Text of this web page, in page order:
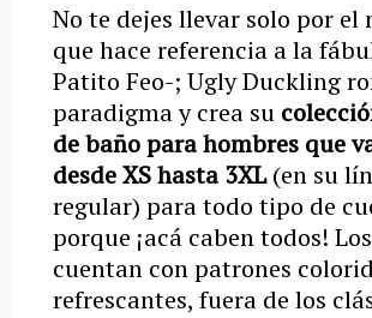
No te dejes llevar solo por el
que hace referencia a la
Patito Feo-; Ugly Duckling
paradigma y crea su
de baño para hombres que
desde XS hasta 3XL(en su
regular) para todo tipo de
porque ¡acá caben todos!
cuentan con patrones
refrescantes, fuera de los